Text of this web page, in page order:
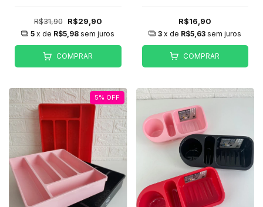
R$31,90 R$29,90
5 x de R$5,98 sem juros
COMPRAR
R$16,90
3 x de R$5,63 sem juros
COMPRAR
5% OFF